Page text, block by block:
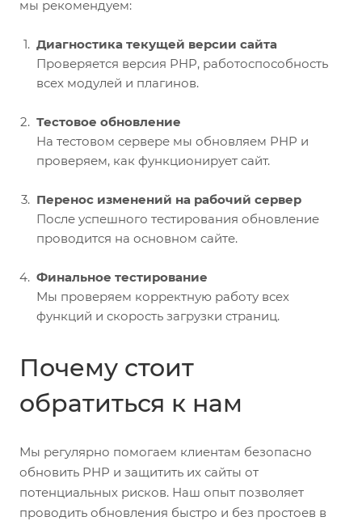
мы рекомендуем:
Диагностика текущей версии сайта
Проверяется версия PHP, работоспособность
всех модулей и плагинов.
Тестовое обновление
На тестовом сервере мы обновляем PHP и
проверяем, как функционирует сайт.
Перенос изменений на рабочий сервер
После успешного тестирования обновление
проводится на основном сайте.
Финальное тестирование
Мы проверяем корректную работу всех
функций и скорость загрузки страниц.
Почему стоит
обратиться к нам
Мы регулярно помогаем клиентам безопасно
обновить PHP и защитить их сайты от
потенциальных рисков. Наш опыт позволяет
проводить обновления быстро и без простоев в